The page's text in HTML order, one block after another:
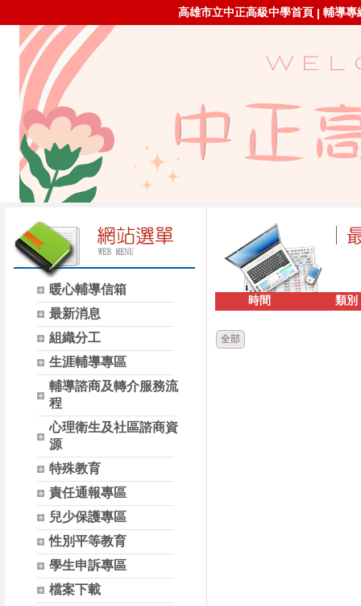
高雄市立中正高級中學首頁 | 輔導專
暖心輔導信箱
最新消息
組織分工
生涯輔導專區
輔導諮商及轉介服務流
程
心理衛生及社區諮商資
源
特殊教育
責任通報專區
兒少保護專區
性別平等教育
學生申訴專區
檔案下載
時間 類別
全部